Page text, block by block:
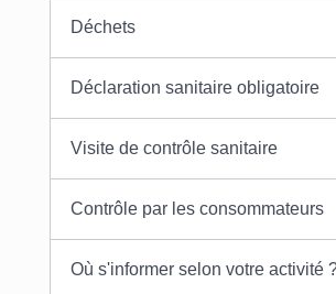
Déchets
Déclaration sanitaire obligatoire
Visite de contrôle sanitaire
Contrôle par les consommateurs
Où s'informer selon votre activité